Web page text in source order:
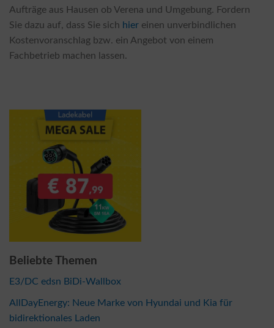
Aufträge aus Hausen ob Verena und Umgebung. Fordern
Sie dazu auf, dass Sie sich hier einen unverbindlichen
Kostenvoranschlag bzw. ein Angebot von einem
Fachbetrieb machen lassen.
Beliebte Themen
E3/DC edsn BiDi-Wallbox
AllDayEnergy: Neue Marke von Hyundai und Kia für
bidirektionales Laden